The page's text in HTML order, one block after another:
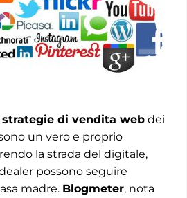
strategie di vendita web dei
un vero e proprio
la strada del digitale,
possono seguire
madre. Blogmeter, nota